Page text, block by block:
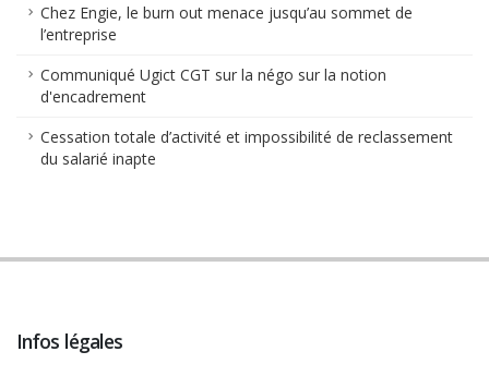
Chez Engie, le burn out menace jusqu’au sommet de
l’entreprise
Communiqué Ugict CGT sur la négo sur la notion
d'encadrement
Cessation totale d’activité et impossibilité de reclassement
du salarié inapte
Infos légales